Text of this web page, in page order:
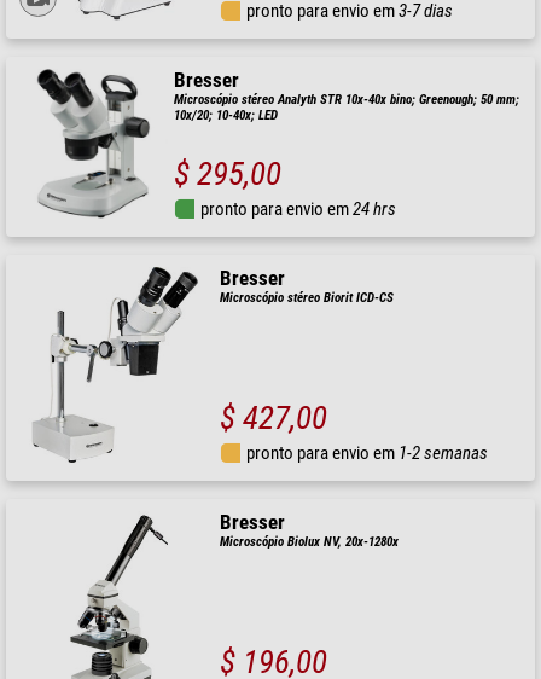
pronto para envio em3-7 dias
Bresser
Microscópio stéreo Analyth STR 10x-40x bino; Greenough; 50 mm;
10x/20; 10-40x; LED
$ 295,00
pronto para envio em24 hrs
Bresser
Microscópio stéreo Biorit ICD-CS
$ 427,00
pronto para envio em 1-2 semanas
Bresser
Microscópio Biolux NV, 20x-1280x
$ 196,00